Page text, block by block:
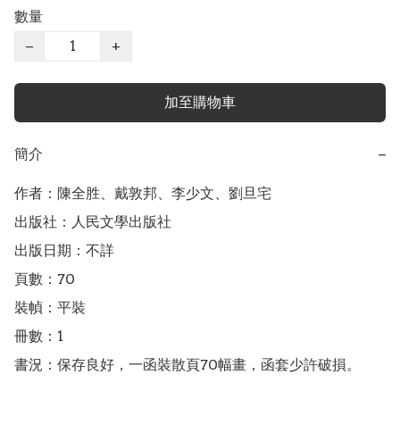
數量
−
+
加至購物車
簡介 −
作者：陳全胜、戴敦邦、李少文、劉旦宅
出版社：人民文學出版社
出版日期：不詳
頁數：70
裝幀：平裝
冊數：1
書況：保存良好，一函裝散頁70幅畫，函套少許破損。